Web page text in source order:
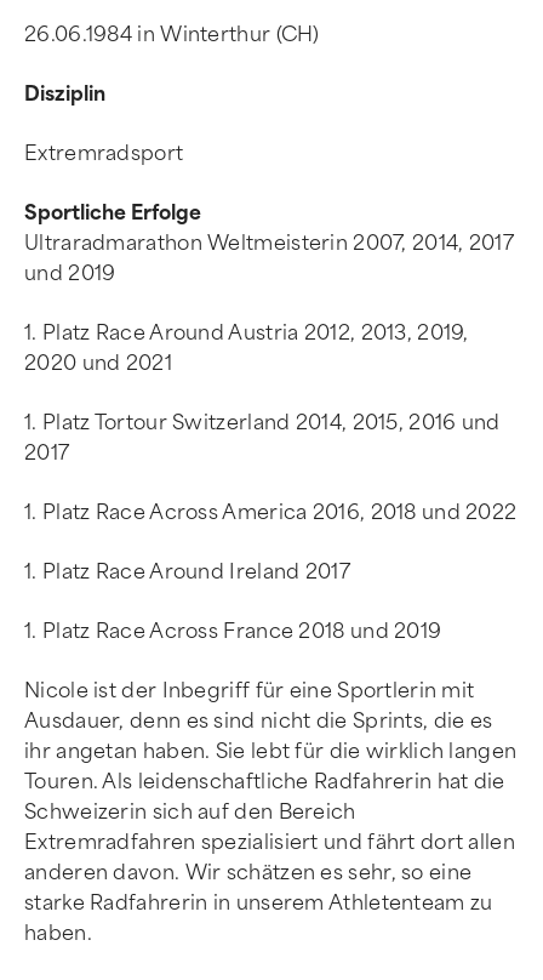
26.06.1984 in Winterthur (CH)
Disziplin
Extremradsport
Sportliche Erfolge
Ultraradmarathon Weltmeisterin 2007, 2014, 2017
und 2019
1. Platz Race Around Austria 2012, 2013, 2019,
2020 und 2021
1. Platz Tortour Switzerland 2014, 2015, 2016 und
2017
1. Platz Race Across America 2016, 2018 und 2022
1. Platz Race Around Ireland 2017
1. Platz Race Across France 2018 und 2019
Nicole ist der Inbegriff für eine Sportlerin mit
Ausdauer, denn es sind nicht die Sprints, die es
ihr angetan haben. Sie lebt für die wirklich langen
Touren. Als leidenschaftliche Radfahrerin hat die
Schweizerin sich auf den Bereich
Extremradfahren spezialisiert und fährt dort allen
anderen davon. Wir schätzen es sehr, so eine
starke Radfahrerin in unserem Athletenteam zu
haben.